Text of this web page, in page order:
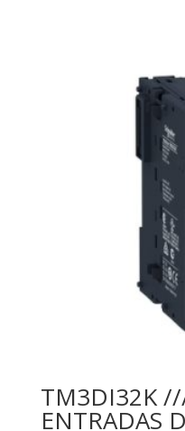
TM3DI32K
ENTRADAS